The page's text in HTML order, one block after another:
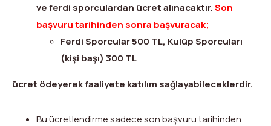
ve ferdi sporculardan ücret alınacaktır.Son
başvuru tarihinden sonra başvuracak;
Ferdi Sporcular 500 TL, Kulüp Sporcuları
(kişi başı) 300 TL
ücret ödeyerek faaliyete katılım sağlayabileceklerdir.
Bu ücretlendirme sadece son başvuru tarihinden